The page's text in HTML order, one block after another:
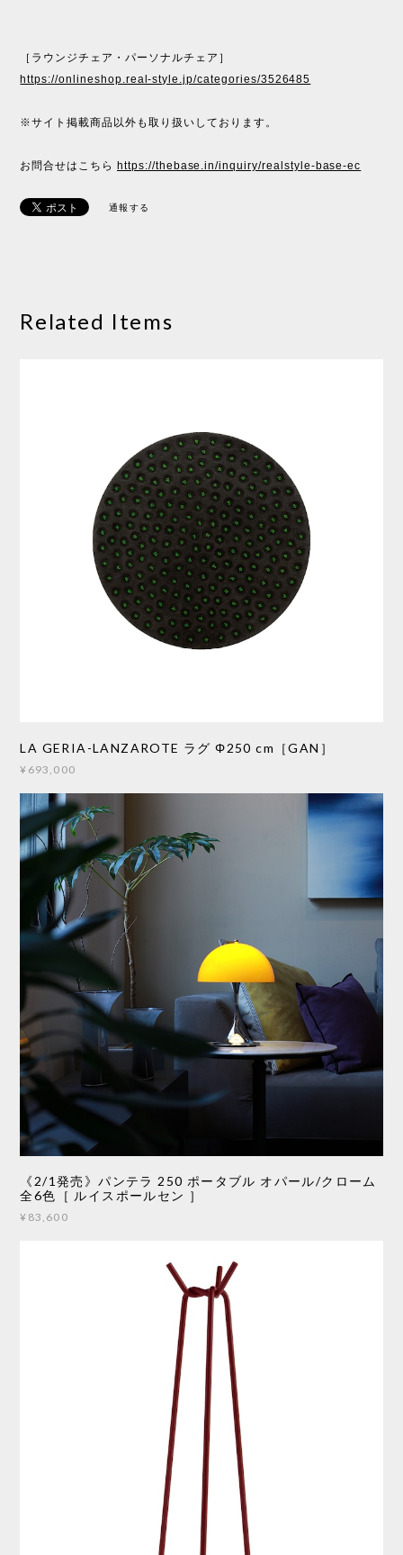
［ラウンジチェア・パーソナルチェア］
https://onlineshop.real-style.jp/categories/3526485
※サイト掲載商品以外も取り扱いしております。
お問合せはこちらhttps://thebase.in/inquiry/realstyle-base-ec
通報する
Related Items
LA GERIA-LANZAROTE ラグ Φ250 cm［GAN］
¥693,000
《2/1発売》パンテラ 250 ポータブル オパール/クローム
全6色［ ルイスポールセン ］
¥83,600